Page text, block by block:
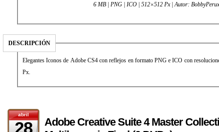
6 MB | PNG | ICO | 512×512 Px | Autor: BobbyPerux
DESCRIPCIÓN
Elegantes Iconos de Adobe CS4 con reflejos en formato PNG e ICO con
Px.
abril
28
Adobe Creative Suite 4 Master